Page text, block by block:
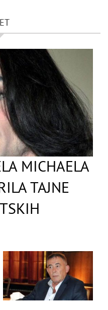
MICHAELA
TAJNE